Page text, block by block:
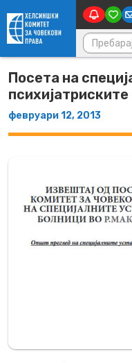
Skip to content
Посета на
февруари 12, 2013